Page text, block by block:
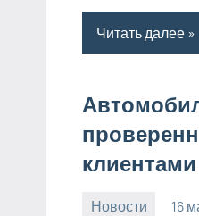
Читать далее
клиентами
Новости 16